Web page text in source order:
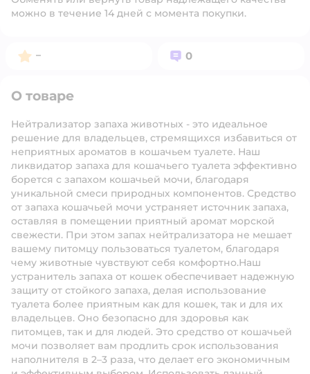
можно в течение 14 дней с момента покупки.
Рейтинг:
– Вопросов:
0
О товаре
Нейтрализатор запаха животных - это идеальное
решение для владельцев, стремящихся избавиться от
неприятных ароматов в кошачьем туалете. Наш
ликвидатор запаха для кошачьего туалета эффективно
борется с запахом кошачьей мочи, благодаря
уникальной смеси природных компонентов. Средство
от запаха кошачьей мочи устраняет источник запаха,
оставляя в помещении приятный аромат морской
свежести. При этом запах нейтрализатора не мешает
вашему питомцу пользоваться туалетом, благодаря
чему животные чувствуют себя комфортно.Наш
устранитель запаха от кошек обеспечивает надежную
защиту от стойкого запаха, делая использование
туалета более приятным как для кошек, так и для их
владельцев. Оно безопасно для здоровья как
питомцев, так и для людей. Это средство от кошачьей
мочи позволяет вам продлить срок использования
наполнителя в 2–3 раза, что делает его экономичным